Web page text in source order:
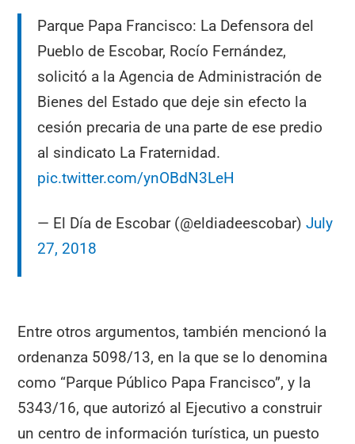
Parque Papa Francisco: La Defensora del
Pueblo de Escobar, Rocío Fernández,
solicitó a la Agencia de Administración de
Bienes del Estado que deje sin efecto la
cesión precaria de una parte de ese predio
al sindicato La Fraternidad.
pic.twitter.com/ynOBdN3LeH
— El Día de Escobar (@eldiadeescobar)July
27, 2018
Entre otros argumentos, también mencionó la
ordenanza 5098/13, en la que se lo denomina
como “Parque Público Papa Francisco”, y la
5343/16, que autorizó al Ejecutivo a construir
un centro de información turística, un puesto